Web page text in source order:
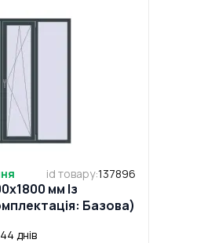
id товару:137896
мм Із
Базова)
44 днів